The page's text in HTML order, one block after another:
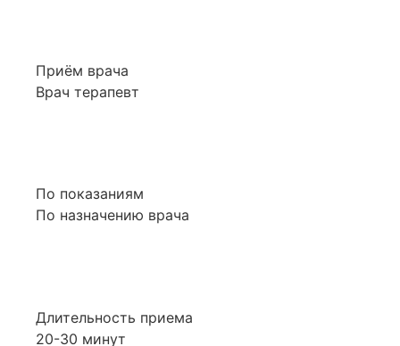
Приём врача
Врач терапевт
По показаниям
По назначению врача
Длительность приема
20-30 минут